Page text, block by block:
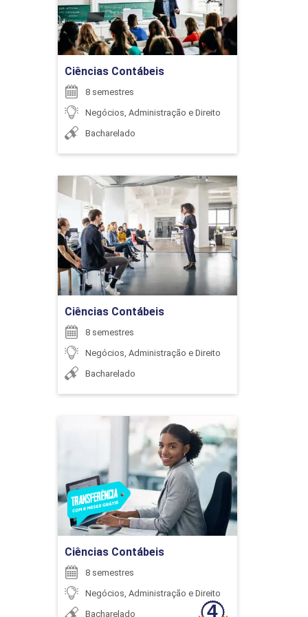
Ciências Contábeis
8 semestres
Negócios, Administração e Direito
Bacharelado
Ir para Inscrição
Ciências Contábeis
8 semestres
Negócios, Administração e Direito
Bacharelado
Ciências Contábeis
Detalhes do curso
Ir para Inscrição
Ciências Contábeis
8 semestres
Negócios, Administração e Direito
Bacharelado
Ciências Contábeis
Detalhes do curso
Ir para Inscrição